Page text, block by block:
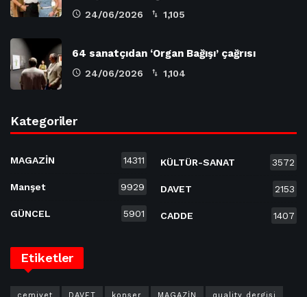
24/06/2026 1,105
64 sanatçıdan ‘Organ Bağışı’ çağrısı
24/06/2026 1,104
Kategoriler
MAGAZİN 14311
Manşet 9929
GÜNCEL 5901
KÜLTÜR-SANAT 3572
DAVET 2153
CADDE 1407
Etiketler